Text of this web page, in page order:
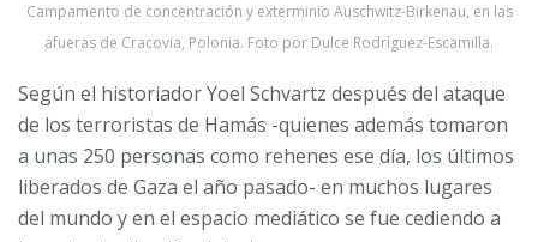
Campamento de concentración y exterminio Auschwitz-Birkenau, en las
afueras de Cracovia, Polonia. Foto por Dulce Rodríguez-Escamilla.
Según el historiador Yoel Schvartz después del ataque
de los terroristas de Hamás -quienes además tomaron
a unas 250 personas como rehenes ese día, los últimos
liberados de Gaza el año pasado- en muchos lugares
del mundo y en el espacio mediático se fue cediendo a